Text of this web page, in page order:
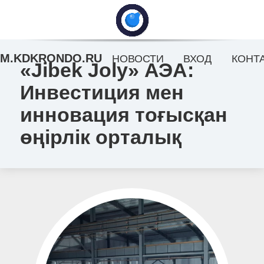
«Jibek Joly» АЭА:
Инвестиция мен
инновация тоғысқан
өңірлік орталық
M.KDKRONDO.RU НОВОСТИ ВХОД